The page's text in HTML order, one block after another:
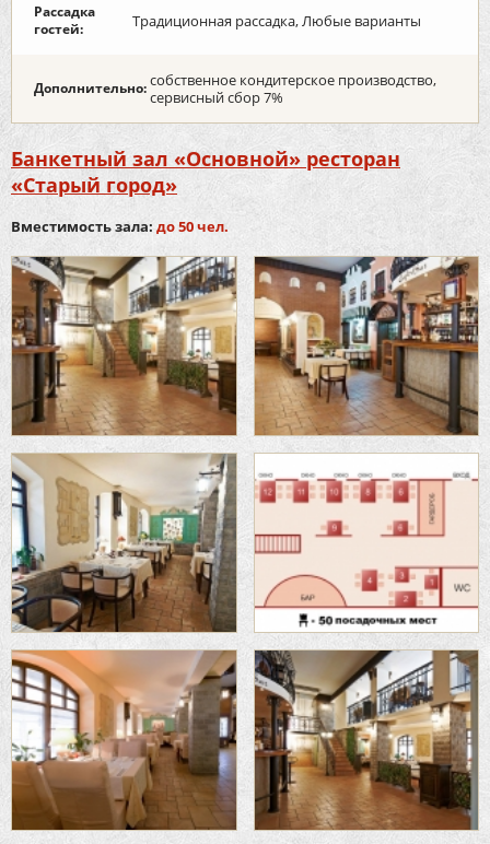
Рассадка
гостей:
Традиционная рассадка, Любые варианты
Дополнительно:собственное кондитерское производство,
сервисный сбор 7%
Банкетный зал «Основной» ресторан
«Старый город»
Вместимость зала: до 50 чел.